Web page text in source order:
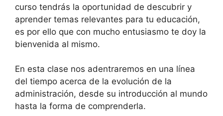
curso tendrás la oportunidad de descubrir y
aprender temas relevantes para tu educación,
es por ello que con mucho entusiasmo te doy la
bienvenida al mismo.
En esta clase nos adentraremos en una línea
del tiempo acerca de la evolución de la
administración, desde su introducción al mundo
hasta la forma de comprenderla.